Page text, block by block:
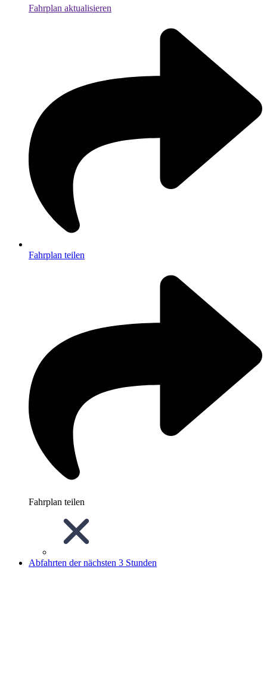
Fahrplan aktualisieren
Fahrplan teilen
Fahrplan teilen
Abfahrten der nächsten 3 Stunden